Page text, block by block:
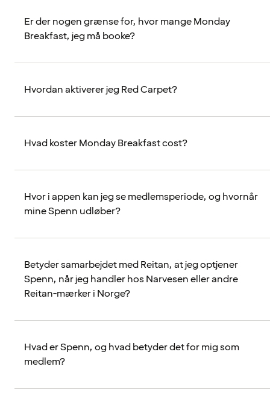
Er der nogen grænse for, hvor mange Monday
Breakfast, jeg må booke?
Hvordan aktiverer jeg Red Carpet?
Hvad koster Monday Breakfast cost?
Hvor i appen kan jeg se medlemsperiode, og hvornår
mine Spenn udløber?
Betyder samarbejdet med Reitan, at jeg optjener
Spenn, når jeg handler hos Narvesen eller andre
Reitan-mærker i Norge?
Hvad er Spenn, og hvad betyder det for mig som
medlem?